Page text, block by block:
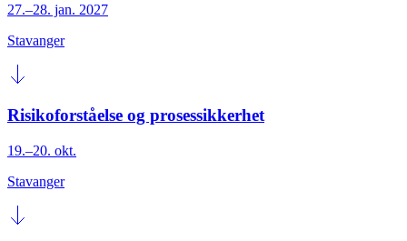
27.–28. jan. 2027
Stavanger
Risikoforståelse og prosessikkerhet
19.–20. okt.
Stavanger